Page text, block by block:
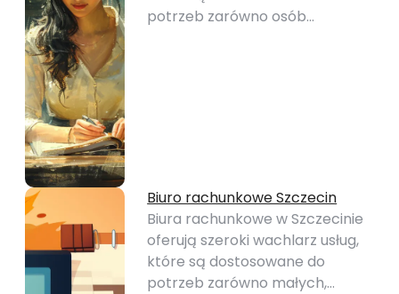
potrzeb zarówno osób…
Biuro rachunkowe Szczecin
Biura rachunkowe w Szczecinie
oferują szeroki wachlarz usług,
które są dostosowane do
potrzeb zarówno małych,…